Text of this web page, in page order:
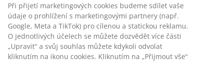
Specifikace
Při přijetí marketingových cookies budeme sdílet vaše
údaje o prohlížení s marketingovými partnery (např.
Google, Meta a TikTok) pro cílenou a statickou reklamu.
O jednotlivých účelech se můžete dozvědět více části
„Upravit“ a svůj souhlas můžete kdykoli odvolat
kliknutím na ikonu cookies. Kliknutím na „Přijmout vše“